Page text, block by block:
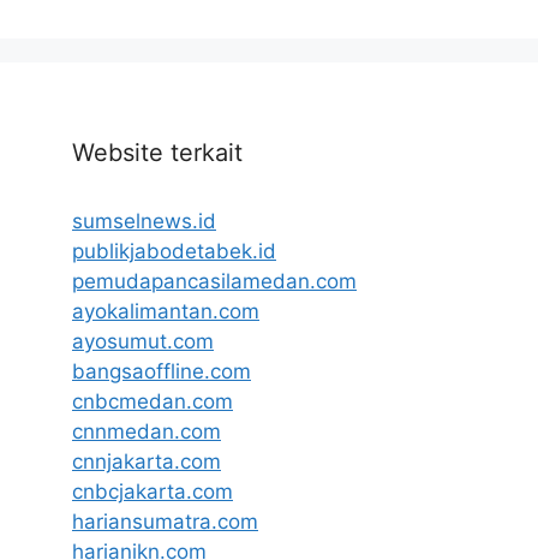
Website terkait
sumselnews.id
publikjabodetabek.id
pemudapancasilamedan.com
ayokalimantan.com
ayosumut.com
bangsaoffline.com
cnbcmedan.com
cnnmedan.com
cnnjakarta.com
cnbcjakarta.com
hariansumatra.com
harianikn.com